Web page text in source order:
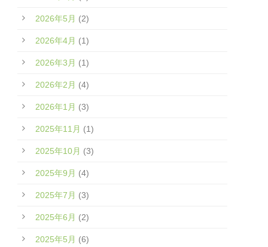
2026年5月 (2)
2026年4月 (1)
2026年3月 (1)
2026年2月 (4)
2026年1月 (3)
2025年11月 (1)
2025年10月 (3)
2025年9月 (4)
2025年7月 (3)
2025年6月 (2)
2025年5月 (6)